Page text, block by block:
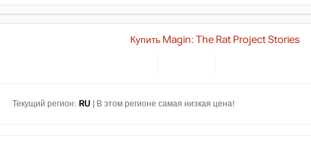
Купить Magin: The Rat Project Stories
Текущий регион: RU | В этом регионе самая низкая цена!